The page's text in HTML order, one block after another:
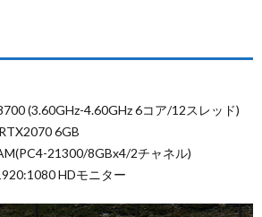
(3.60GHz-4.60GHz 6コア/12スレッド)
6GB
21300/8GBx4/2チャネル)
HDモニター